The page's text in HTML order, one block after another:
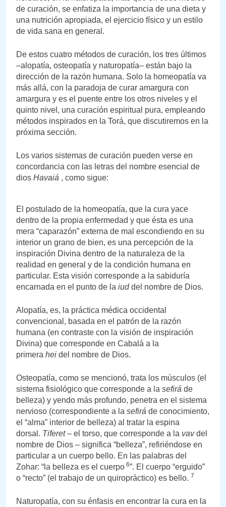
de curación, se enfatiza la importancia de una dieta y
una nutrición apropiada, el ejercicio físico y un estilo
de vida sana en general.
De estos cuatro métodos de curación, los tres últimos
–alopatía, osteopatía y naturopatía– están bajo la
dirección de la razón humana. Solo la homeopatía va
más allá, con la paradoja de curar amargura con
amargura y es el puente entre los otros niveles y el
quinto nivel, una curación espiritual pura, empleando
métodos inspirados en la Torá, que discutiremos en la
próxima sección.
Los varios sistemas de curación pueden verse en
concordancia con las letras del nombre esencial de
dios Havaiá , como sigue:
El postulado de la homeopatía, que la cura yace
dentro de la propia enfermedad y que ésta es una
mera “caparazón” externa de mal escondiendo en su
interior un grano de bien, es una percepción de la
inspiración Divina dentro de la naturaleza de la
realidad en general y de la condición humana en
particular. Esta visión corresponde a la sabiduría
encarnada en el punto de la iuddel nombre de Dios.
Alopatía, es, la práctica médica occidental
convencional, basada en el patrón de la razón
humana (en contraste con la visión de inspiración
Divina) que corresponde en Cabalá a la
primera hei del nombre de Dios.
Osteopatía, como se mencionó, trata los músculos (el
sistema fisiológico que corresponde a la sefirá de
belleza) y yendo más profundo, penetra en el sistema
nervioso (correspondiente a la sefirá de conocimiento,
el “alma” interior de belleza) al tratar la espina
dorsal. Tiferet– el torso, que corresponde a la vavdel
nombre de Dios – significa “belleza”, refiriéndose en
particular a un cuerpo bello. En las palabras del
Zohar: “la belleza es el cuerpo 6”. El cuerpo “erguido”
o “recto” (el trabajo de un quiropráctico) es bello. 7
Naturopatía, con su énfasis en encontrar la cura en la